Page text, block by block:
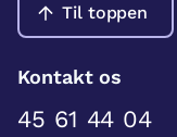
Til toppen
Kontakt os
45 61 44 04